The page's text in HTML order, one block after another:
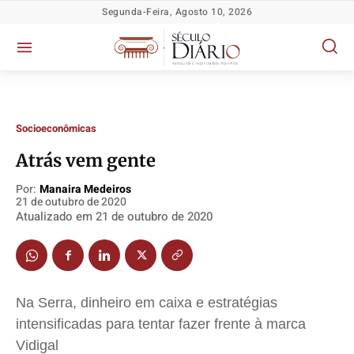
Política
Socioeconômicas
TV Século
Segurança
Política
Socioeconômicas
TV Século
Segurança
Política
Socioeconômicas
TV Século
Segurança
Política
Socioeconômicas
TV Século
Segurança
Segunda-Feira, Agosto 10, 2026
Socioeconômicas
Atrás vem gente
Por: Manaira Medeiros
21 de outubro de 2020
Atualizado em 21 de outubro de 2020
Na Serra, dinheiro em caixa e estratégias
intensificadas para tentar fazer frente à marca
Vidigal